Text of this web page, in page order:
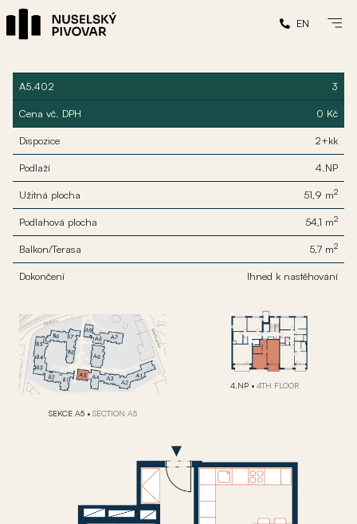
EN
A5.402 3
Cena vč. DPH 0 Kč
Dispozice 2+kk
Podlaží 4.NP
Užitná plocha 51,9 m2
Podlahová plocha 54,1 m2
Balkon/Terasa 5,7 m2
Dokončení Ihned k nastěhování
SEKCE A5 • SECTION A5
4.NP • 4TH FLOOR